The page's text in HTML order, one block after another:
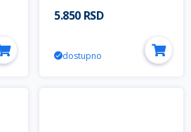
Modular
5.850 RSD
dostupno